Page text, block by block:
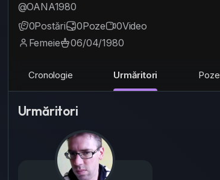
@OANA1980
0Postări 0Poze 0Video
Femeie
06/04/1980
Cronologie Urmăritori Poze
Urmăritori